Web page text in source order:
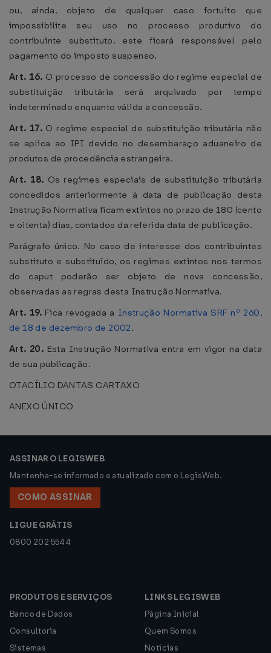
ou, ainda, objeto de qualquer caso fortuito que
impossibilite seu uso no processo produtivo do
contribuinte substituto, este ficará responsável pelo
pagamento do imposto suspenso.
Art. 16. O processo de concessão do regime especial de
substituição tributária será arquivado por tempo
indeterminado enquanto válida a concessão.
Art. 17. O regime especial de substituição tributária não
se aplica ao IPI devido no desembaraço aduaneiro de
produtos de procedência estrangeira.
Art. 18. Os regimes especiais de substituição tributária
concedidos anteriormente à data de publicação desta
Instrução Normativa ficam extintos no prazo de 180 (cento
e oitenta) dias, contados da referida data de publicação.
Parágrafo único. No caso de interesse dos contribuintes
substituto e substituído, os regimes extintos nos termos
do caput poderão ser objeto de nova concessão,
observadas as regras desta Instrução Normativa.
Art. 19. Fica revogada a Instrução Normativa SRF nº 260,
de 18 de dezembro de 2002.
Art. 20. Esta Instrução Normativa entra em vigor na data
de sua publicação.
OTACÍLIO DANTAS CARTAXO
ANEXO ÚNICO
ASSINAR O LEGISWEB
Mantenha-se informado e atualizado com o LegisWeb.
COMO ASSINAR
LIGUE GRÁTIS
0800 202 5544
PRODUTOS E SERVIÇOS
Banco de Dados
Consultoria
Sistemas
LINKS LEGISWEB
Página Inicial
Quem Somos
Notícias